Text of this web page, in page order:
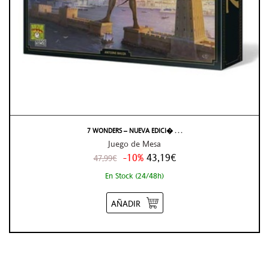
7 WONDERS – NUEVA EDICI� . . .
Juego de Mesa
47,99€ -10% 43,19€
En Stock (24/48h)
AÑADIR